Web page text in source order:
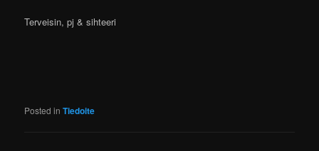
Terveisin, pj & sihteeri
Posted in Tiedoite